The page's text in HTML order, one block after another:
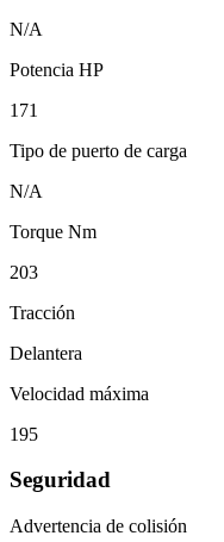
N/A
Potencia HP
171
Tipo de puerto de carga
N/A
Torque Nm
203
Tracción
Delantera
Velocidad máxima
195
Seguridad
Advertencia de colisión